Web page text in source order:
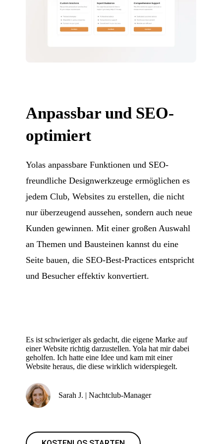
Anpassbar und SEO-
optimiert
Yolas anpassbare Funktionen und SEO-
freundliche Designwerkzeuge ermöglichen es
jedem Club, Websites zu erstellen, die nicht
nur überzeugend aussehen, sondern auch neue
Kunden gewinnen. Mit einer großen Auswahl
an Themen und Bausteinen kannst du eine
Seite bauen, die SEO-Best-Practices entspricht
und Besucher effektiv konvertiert.
Es ist schwieriger als gedacht, die eigene Marke auf
einer Website richtig darzustellen. Yola hat mir dabei
geholfen. Ich hatte eine Idee und kam mit einer
Website heraus, die diese wirklich widerspiegelt.
Sarah J. | Nachtclub-Manager